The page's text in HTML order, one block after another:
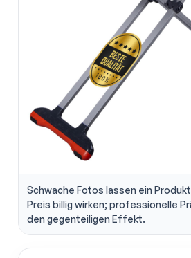
Schwache Fotos lassen ein
Preis billig wirken; professionelle
den gegenteiligen Effekt.